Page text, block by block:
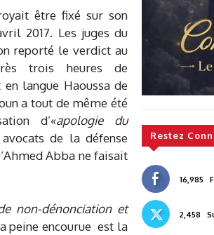
être fixé sur son
2017. Les juges du
reporté le verdict au
trois heures de
langue Haoussa de
a tout de même été
d’«apologie du
de la défense
Abba ne faisait
non-dénonciation et
peine encourue est la
Restez
16,985
2,458